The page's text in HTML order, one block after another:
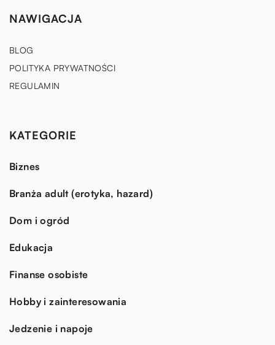
NAWIGACJA
BLOG
POLITYKA PRYWATNOŚCI
REGULAMIN
KATEGORIE
Biznes
Branża adult (erotyka, hazard)
Dom i ogród
Edukacja
Finanse osobiste
Hobby i zainteresowania
Jedzenie i napoje